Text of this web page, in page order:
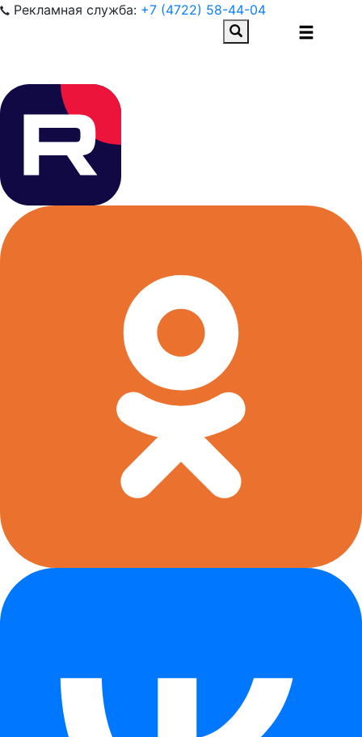
Рекламная служба: +7 (4722) 58-44-04